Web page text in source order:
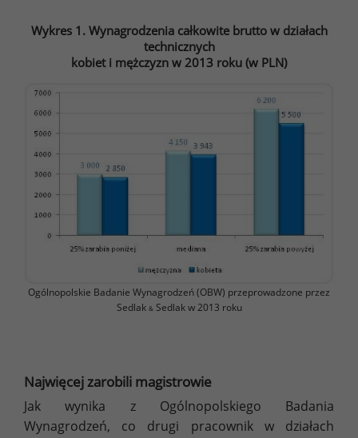
Wykres 1. Wynagrodzenia całkowite brutto w działach
technicznych
kobiet i mężczyzn w 2013 roku (w PLN)
Ogólnopolskie Badanie Wynagrodzeń (OBW) przeprowadzone przez
Sedlak &Sedlak w 2013 roku
Najwięcej zarobili magistrowie
Jak wynika z Ogólnopolskiego Badania
Wynagrodzeń, co drugi pracownik w działach